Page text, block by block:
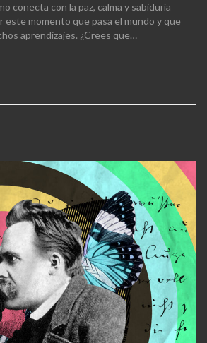
conecta con la paz, calma y sabiduría
este momento que pasa el mundo y que
aprendizajes. ¿Crees que…